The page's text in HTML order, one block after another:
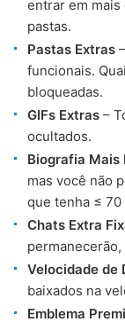
entrar em mais
pastas.
Pastas Extras
funcionais.
bloqueadas.
GIFs Extras –
ocultados.
Biografia Mais
mas você não
que tenha ≤ 70
Chats Extra
Velocidade de
baixados na
Emblema